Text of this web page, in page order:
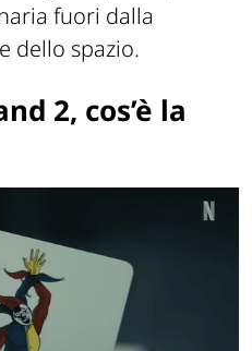
fuori dalla
dello spazio.
2, cos’è la